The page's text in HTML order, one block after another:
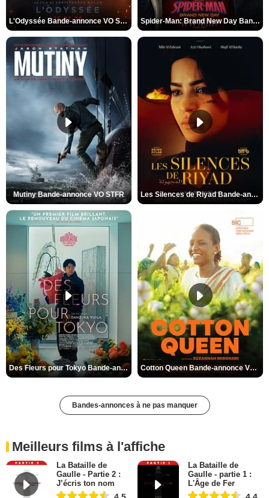
L'Odyssée Bande-annonce VO STFR Spider-Man: Brand New Day Bande-annonce VO STFR
Mutiny Bande-annonce VO STFR Les Silences de Riyad Bande-annonce VO STFR
Des Fleurs pour Tokyo Bande-annonce VO STFR Cotton Queen Bande-annonce VO STFR
Bandes-annonces à ne pas manquer
Meilleurs films à l'affiche
La Bataille de
Gaulle - Partie 2 :
J’écris ton nom
La Bataille de
Gaulle - partie 1 :
L'Âge de Fer